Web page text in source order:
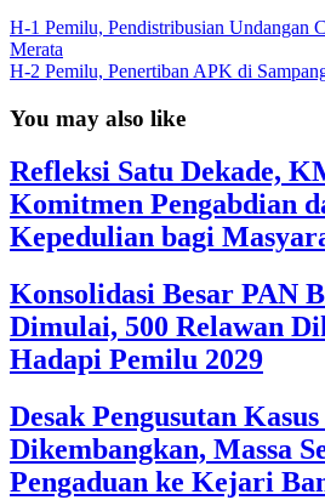
H-1 Pemilu, Pendistribusian Undangan
Merata
H-2 Pemilu, Penertiban APK di
You may also like
Refleksi Satu Dekade,
Komitmen Pengabdian
Kepedulian bagi
Konsolidasi Besar PAN
Dimulai, 500 Relawan
Hadapi Pemilu 2029
Desak Pengusutan
Dikembangkan, Massa
Pengaduan ke Kejari